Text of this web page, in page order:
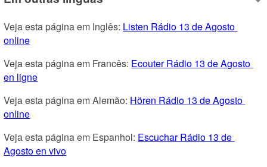
Veja esta página em Inglês: Listen Rádio 13 de Agosto
online
Veja esta página em Francês: Ecouter Rádio 13 de Agosto
en ligne
Veja esta página em Alemão: Hören Rádio 13 de Agosto
online
Veja esta página em Espanhol: Escuchar Rádio 13 de
Agosto en vivo